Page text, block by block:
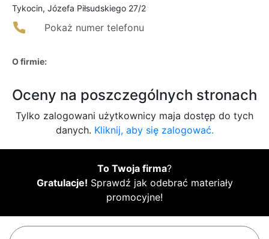
Tykocin, Józefa Piłsudskiego 27/2
Pokaż numer telefonu
O firmie:
Oceny na poszczególnych stronach
Tylko zalogowani użytkownicy maja dostęp do tych
danych. Kliknij, aby się zalogować.
To Twoja firma?
Gratulacje! Sprawdź jak odebrać materiały
promocyjne!